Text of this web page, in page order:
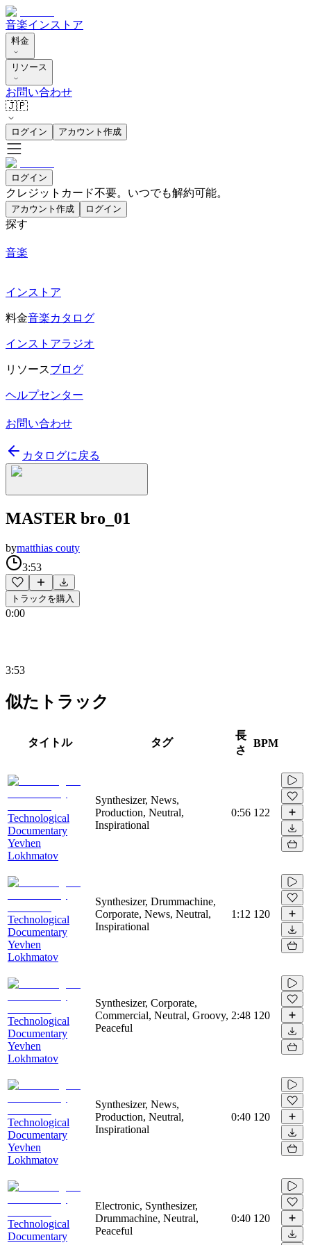
音楽インストア
料金
リソース
お問い合わせ
🇯🇵
ログイン アカウント作成
ログイン
クレジットカード不要。いつでも解約可能。
アカウント作成 ログイン
探す
音楽
インストア
料金音楽カタログ
インストアラジオ
リソースブログ
ヘルプセンター
お問い合わせ
カタログに戻る
MASTER bro_01
bymatthias couty
3:53
トラックを購入
0:00
3:53
似たトラック
タイトル タグ
長
さ
BPM
Technological
Documentary
Yevhen
Lokhmatov
Synthesizer, News,
Production, Neutral,
Inspirational
0:56 122
Technological
Documentary
Yevhen
Lokhmatov
Synthesizer, Drummachine,
Corporate, News, Neutral,
Inspirational
1:12 120
Technological
Documentary
Yevhen
Lokhmatov
Synthesizer, Corporate,
Commercial, Neutral, Groovy,
Peaceful
2:48 120
Technological
Documentary
Yevhen
Lokhmatov
Synthesizer, News,
Production, Neutral,
Inspirational
0:40 120
Technological
Documentary
Electronic, Synthesizer,
Drummachine, Neutral,
Peaceful
0:40 120